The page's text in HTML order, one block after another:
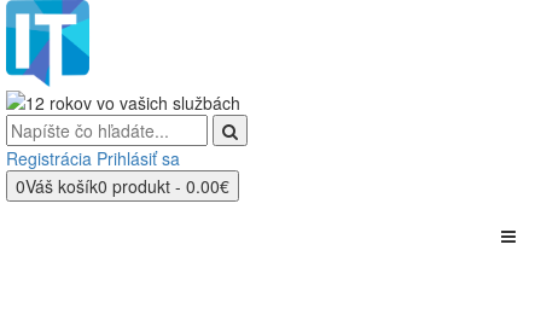
Registrácia Prihlásiť sa
0Váš košík0 produkt - 0.00€